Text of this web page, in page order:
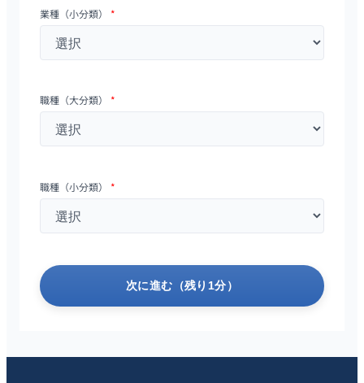
業種（小分類） *
職種（大分類） *
職種（小分類） *
次に進む（残り1分）